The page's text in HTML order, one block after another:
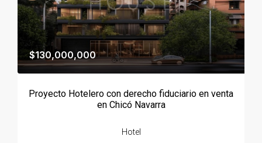
$130,000,000
Proyecto Hotelero con derecho fiduciario en venta
en Chicó Navarra
Hotel